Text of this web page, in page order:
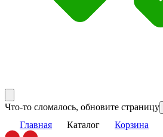
Что-то сломалось, обновите страницу
Главная Каталог Корзина